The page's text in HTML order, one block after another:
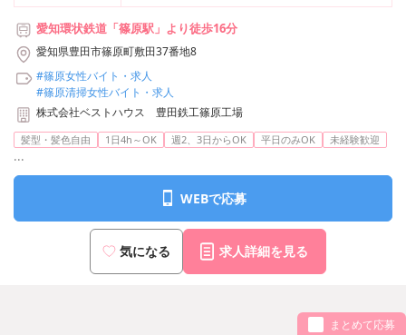
愛知環状鉄道「篠原駅」より徒歩16分
愛知県豊田市篠原町敷田37番地8
#篠原女性バイト・求人
#篠原清掃女性バイト・求人
株式会社ベストハウス 豊田鉄工篠原工場
髪型・髪色自由 1日4h～OK 週2、3日からOK 平日のみOK 未経験歓迎
...
WEBで応募
気になる 求人詳細を見る
まとめて応募